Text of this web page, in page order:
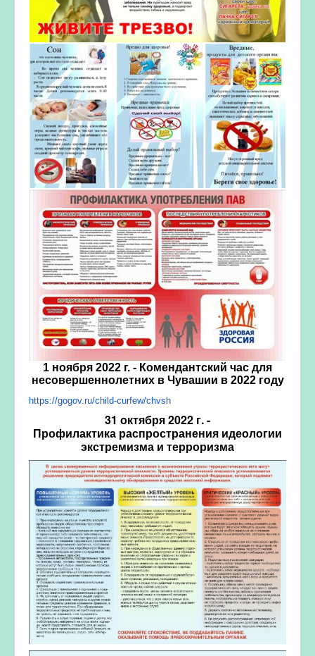
1 ноября 2022 г. - Комендантский час для
несовершеннолетних в Чувашии в 2022 году
https://gogov.ru/child-curfew/chvsh
31 октября 2022 г. -
Профилактика распространения идеологии
экстремизма и терроризма